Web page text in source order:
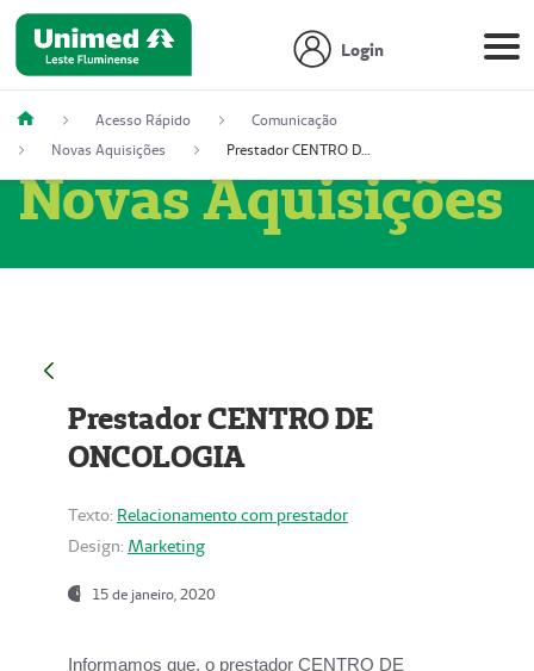
Login
Acesso Rápido
Comunicação
Novas Aquisições
Prestador CENTRO DE ONCOLOGIA
Novas Aquisições
Prestador CENTRO DE
ONCOLOGIA
Texto: Relacionamento com prestador
Design: Marketing
15 de janeiro, 2020
Informamos que, o prestador CENTRO DE